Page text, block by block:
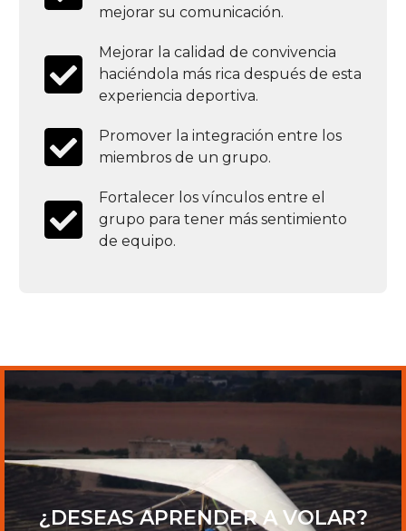
mejorar su comunicación.
Mejorar la calidad de convivencia
haciéndola más rica después de esta
experiencia deportiva.
Promover la integración entre los
miembros de un grupo.
Fortalecer los vínculos entre el
grupo para tener más sentimiento
de equipo.
¿DESEAS APRENDER A VOLAR?